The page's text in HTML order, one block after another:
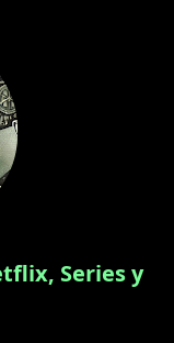
Series y